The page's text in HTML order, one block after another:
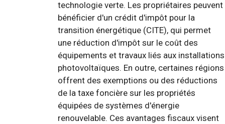
technologie verte. Les propriétaires peuvent
bénéficier d'un crédit d'impôt pour la
transition énergétique (CITE), qui permet
une réduction d'impôt sur le coût des
équipements et travaux liés aux installations
photovoltaïques. En outre, certaines régions
offrent des exemptions ou des réductions
de la taxe foncière sur les propriétés
équipées de systèmes d'énergie
renouvelable. Ces avantages fiscaux visent